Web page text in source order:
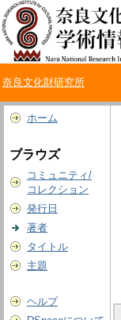
奈良文化財研究所
ホーム
ブラウズ
コミュニティ/
コレクション
発行日
著者
タイトル
主題
ヘルプ